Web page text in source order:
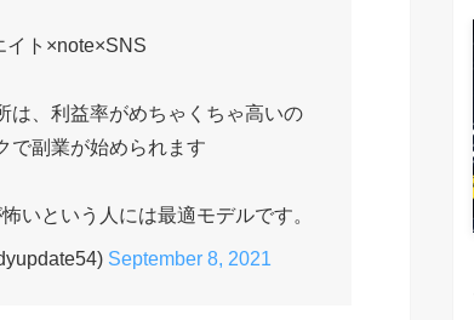
経由で商品を購入する形になるた
メリットがあります。
成果発生です。